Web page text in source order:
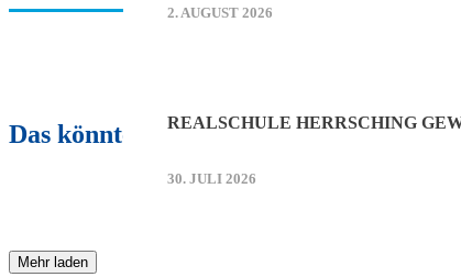
2. AUGUST 2026
REALSCHULE HERRSCHING
30. JULI 2026
Das könnte Sie auch interessieren:
Mehr laden